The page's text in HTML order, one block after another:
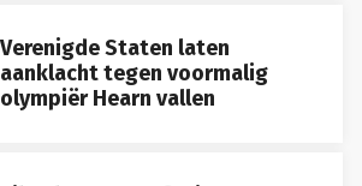
aanklacht tegen voormalig
olympiër Hearn vallen